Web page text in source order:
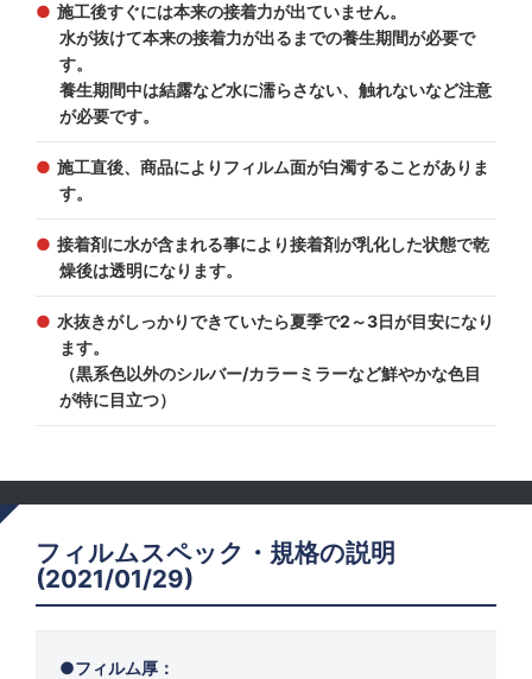
施工後すぐには本来の接着力が出ていません。
水が抜けて本来の接着力が出るまでの養生期間が必要で
す。
養生期間中は結露など水に濡らさない、触れないなど注意
が必要です。
施工直後、商品によりフィルム面が白濁することがありま
す。
接着剤に水が含まれる事により接着剤が乳化した状態で乾
燥後は透明になります。
水抜きがしっかりできていたら夏季で2～3日が目安になり
ます。
（黒系色以外のシルバー/カラーミラーなど鮮やかな色目
が特に目立つ）
フィルムスペック・規格の説明
(2021/01/29)
フィルム厚：